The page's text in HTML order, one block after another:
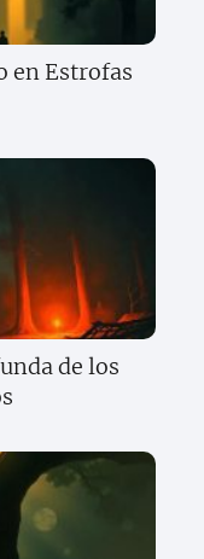
en Estrofas
de los